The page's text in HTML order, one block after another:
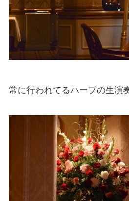
常に行われてるハープの生演